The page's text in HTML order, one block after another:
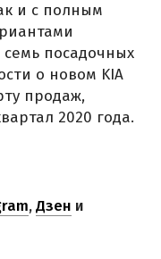
и с полным
посадочных
о новом KIA
продаж,
2020 года.
,Дзен и